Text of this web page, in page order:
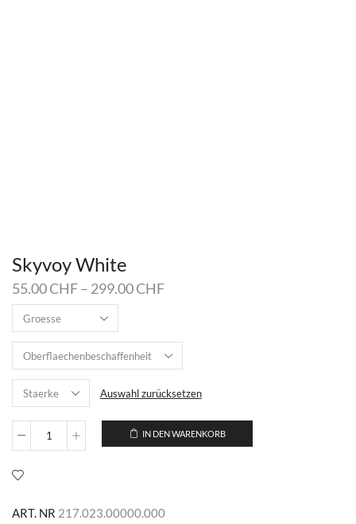
Skyvoy White
55.00CHF– 299.00CHF
Auswahl zurücksetzen
Skyvoy
IN DEN WARENKORB
ART. NR 217.023.00000.000